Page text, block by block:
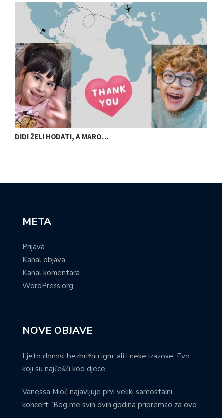
DIDI ŽELI HODATI, A MARO…
META
Prijava
Kanal objava
Kanal komentara
WordPress.org
NOVE OBJAVE
Ljeto donosi bezbrižnu igru, ali i neke izazove: Evo
koji su najčešći kod djece
Vanessa Mioč najavljuje prvi veliki samostalni
koncert: ‘Bog me svih ovih godina pripremao za ovo’